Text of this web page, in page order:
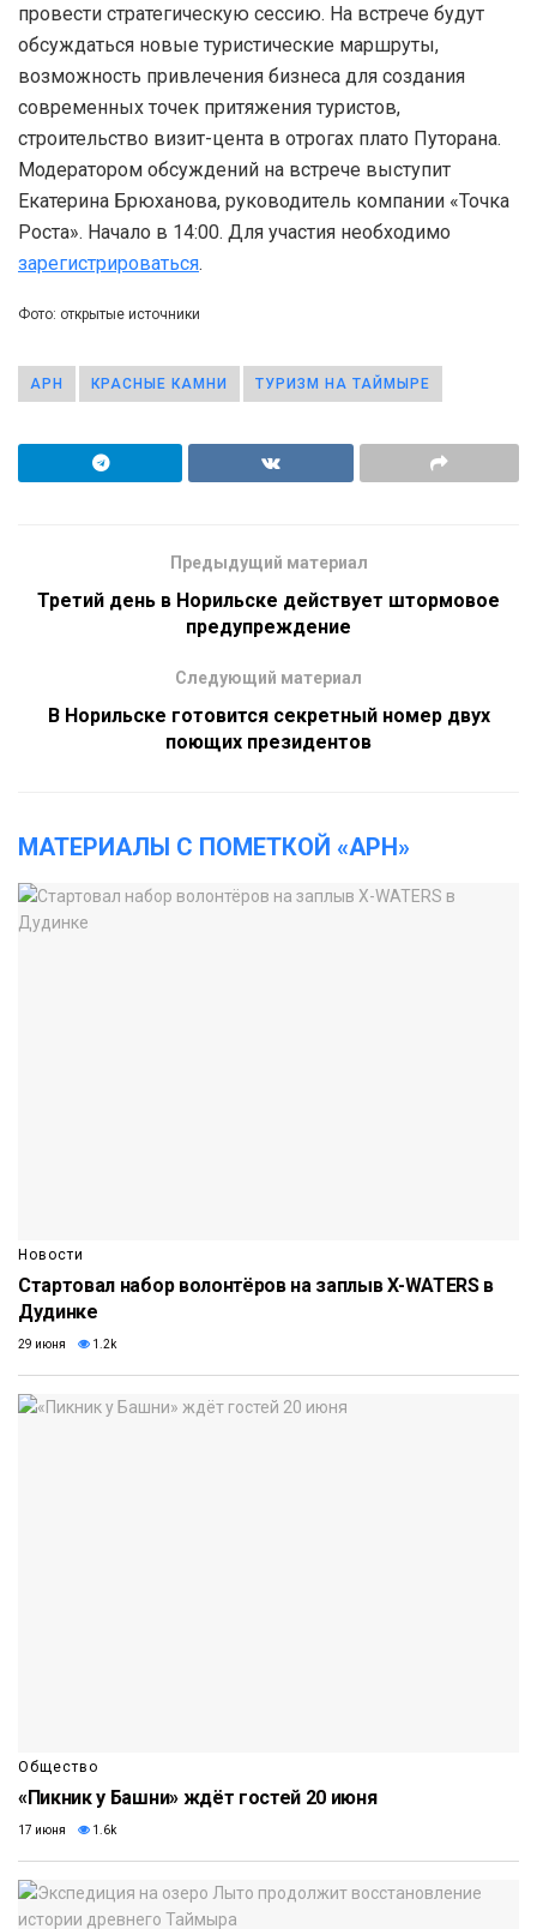
провести стратегическую сессию. На встрече будут
обсуждаться новые туристические маршруты,
возможность привлечения бизнеса для создания
современных точек притяжения туристов,
строительство визит-цента в отрогах плато Путорана.
Модератором обсуждений на встрече выступит
Екатерина Брюханова, руководитель компании «Точка
Роста». Начало в 14:00. Для участия необходимо
зарегистрироваться.
Фото: открытые источники
АРН КРАСНЫЕ КАМНИ ТУРИЗМ НА ТАЙМЫРЕ
Предыдущий материал
Третий день в Норильске действует штормовое
предупреждение
Следующий материал
В Норильске готовится секретный номер двух
поющих президентов
МАТЕРИАЛЫ С ПОМЕТКОЙ «АРН»
Новости
Стартовал набор волонтёров на заплыв X-WATERS в
Дудинке
29 июня 1.2k
Общество
«Пикник у Башни» ждёт гостей 20 июня
17 июня 1.6k